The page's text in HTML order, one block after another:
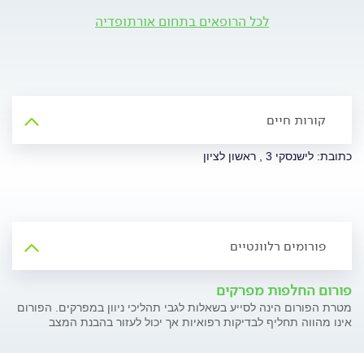
לכל הרופאים בתחום אורתופדיה
קורות חיים
כתובת: לישנסקי 3 , ראשון לציון
פורומים רלוונטיים
פורום החלפות מפרקים
מטרת הפורום הינה לסייע בשאלות לגבי תהליכי ניוון במפרקים. הפורום
אינו מהווה תחליף לבדיקות רפואיות אך יכול לעזור בהבנת המצב